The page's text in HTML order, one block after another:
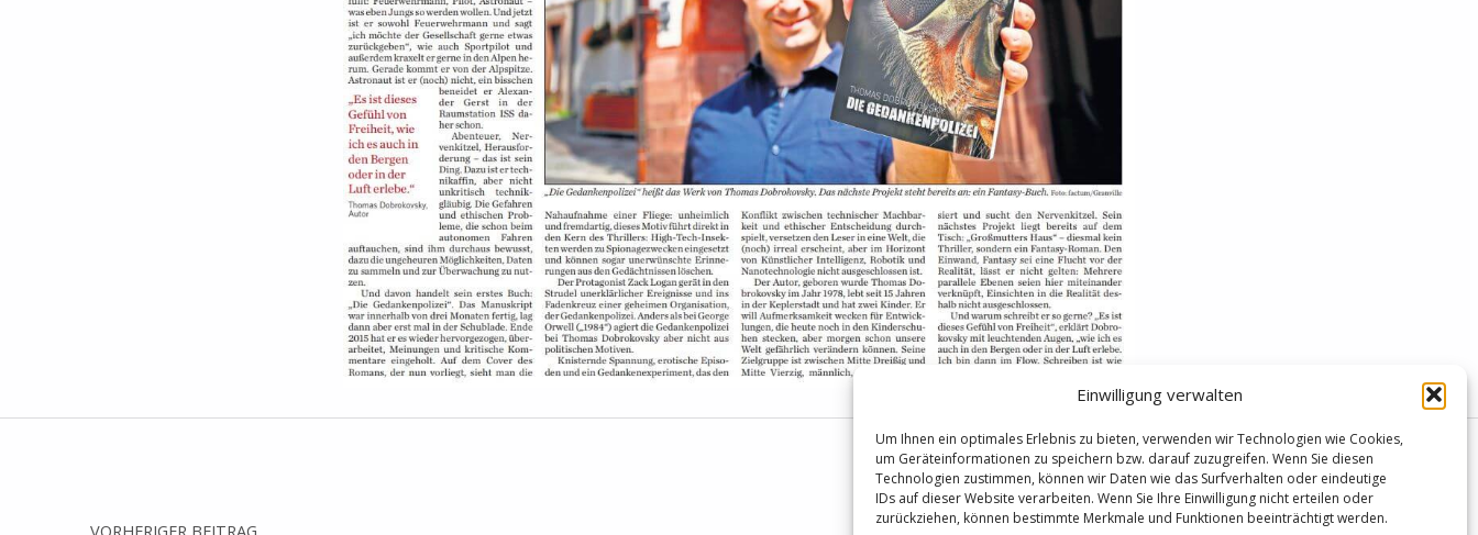
Einwilligung verwalten
Um Ihnen ein optimales Erlebnis zu bieten, verwenden wir Technologien wie Cookies,
um Geräteinformationen zu speichern bzw. darauf zuzugreifen. Wenn Sie diesen
Technologien zustimmen, können wir Daten wie das Surfverhalten oder eindeutige
IDs auf dieser Website verarbeiten. Wenn Sie Ihre Einwilligung nicht erteilen oder
zurückziehen, können bestimmte Merkmale und Funktionen beeinträchtigt werden.
Beitragsnavigation
VORHERIGER BEITRAG NÄCHSTER BEITRAG